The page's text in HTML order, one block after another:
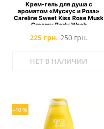
Крем-гель для душа с
ароматом «Мускус и Роза»
Careline Sweet Kiss Rose Musk
Creamy Body Wash
225 грн. 250 грн.
НЕТ В НАЛИЧИИ
-10 %